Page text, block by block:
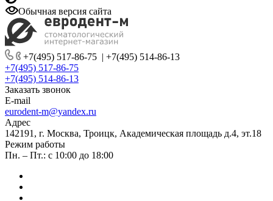
Обычная версия сайта
+7(495) 517-86-75 | +7(495) 514-86-13
+7(495) 517-86-75
+7(495) 514-86-13
Заказать звонок
E-mail
eurodent-m@yandex.ru
Адрес
142191, г. Москва, Троицк, Академическая площадь д.4, эт.18
Режим работы
Пн. – Пт.: с 10:00 до 18:00